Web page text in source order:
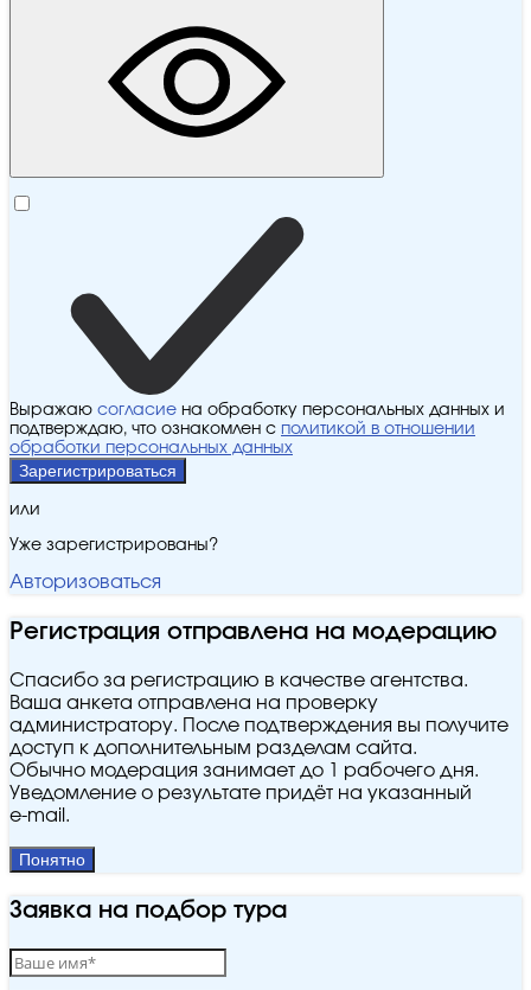
Выражаю согласие на обработку персональных данных и
подтверждаю, что ознакомлен с политикой в отношении
обработки персональных данных
Зарегистрироваться
или
Уже зарегистрированы?
Авторизоваться
Регистрация отправлена на модерацию
Спасибо за регистрацию в качестве агентства.
Ваша анкета отправлена на проверку
администратору. После подтверждения вы получите
доступ к дополнительным разделам сайта.
Обычно модерация занимает до 1 рабочего дня.
Уведомление о результате придёт на указанный
e‑mail.
Понятно
Заявка на подбор тура